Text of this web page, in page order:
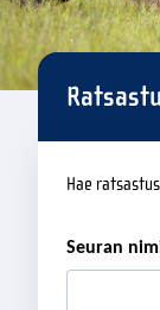
Hae
Seuran